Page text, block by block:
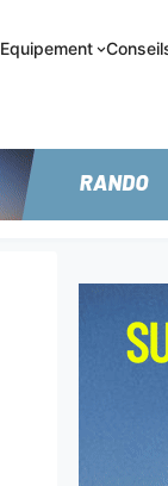
Equipement